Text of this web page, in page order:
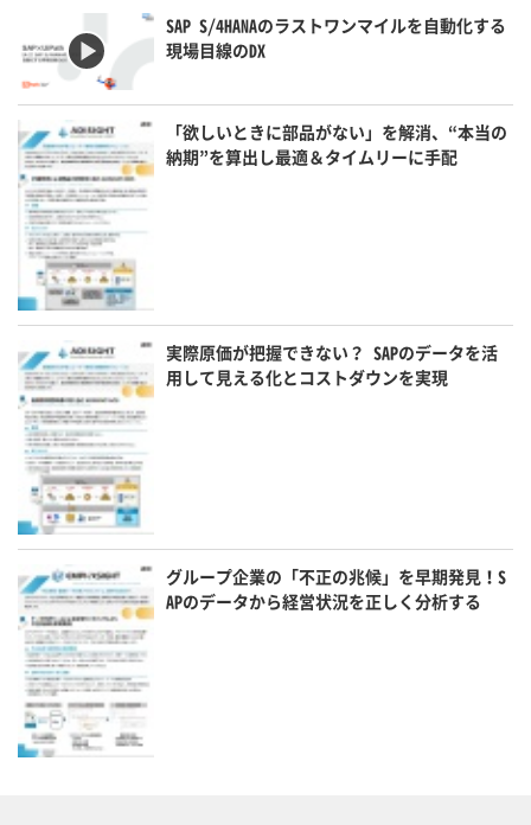
SAP S/4HANAのラストワンマイルを自動化する
現場目線のDX
「欲しいときに部品がない」を解消、“本当の
納期”を算出し最適＆タイムリーに手配
実際原価が把握できない？ SAPのデータを活
用して見える化とコストダウンを実現
グループ企業の「不正の兆候」を早期発見！S
APのデータから経営状況を正しく分析する